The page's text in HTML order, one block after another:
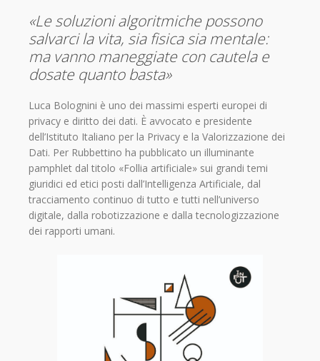
«Le soluzioni algoritmiche possono
salvarci la vita, sia fisica sia mentale:
ma vanno maneggiate con cautela e
dosate quanto basta»
Luca Bolognini è uno dei massimi esperti europei di
privacy e diritto dei dati. È avvocato e presidente
dell’Istituto Italiano per la Privacy e la Valorizzazione dei
Dati. Per Rubbettino ha pubblicato un illuminante
pamphlet dal titolo «Follia artificiale» sui grandi temi
giuridici ed etici posti dall’Intelligenza Artificiale, dal
tracciamento continuo di tutto e tutti nell’universo
digitale, dalla robotizzazione e dalla tecnologizzazione
dei rapporti umani.